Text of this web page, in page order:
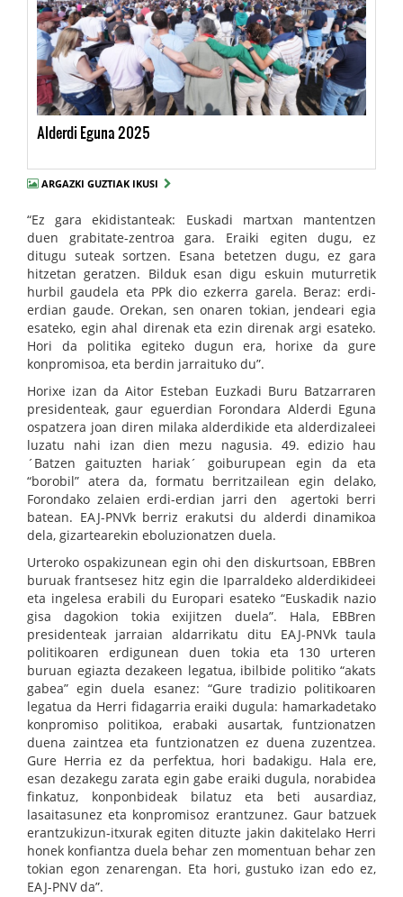
Alderdi Eguna 2025
ARGAZKI GUZTIAK IKUSI
“Ez gara ekidistanteak: Euskadi martxan mantentzen
duen grabitate-zentroa gara. Eraiki egiten dugu, ez
ditugu suteak sortzen. Esana betetzen dugu, ez gara
hitzetan geratzen. Bilduk esan digu eskuin muturretik
hurbil gaudela eta PPk dio ezkerra garela. Beraz: erdi-
erdian gaude. Orekan, sen onaren tokian, jendeari egia
esateko, egin ahal direnak eta ezin direnak argi esateko.
Hori da politika egiteko dugun era, horixe da gure
konpromisoa, eta berdin jarraituko du”.
Horixe izan da Aitor Esteban Euzkadi Buru Batzarraren
presidenteak, gaur eguerdian Forondara Alderdi Eguna
ospatzera joan diren milaka alderdikide eta alderdizaleei
luzatu nahi izan dien mezu nagusia. 49. edizio hau
´Batzen gaituzten hariak´ goiburupean egin da eta
“borobil” atera da, formatu berritzailean egin delako,
Forondako zelaien erdi-erdian jarri den agertoki berri
batean. EAJ-PNVk berriz erakutsi du alderdi dinamikoa
dela, gizartearekin eboluzionatzen duela.
Urteroko ospakizunean egin ohi den diskurtsoan, EBBren
buruak frantsesez hitz egin die Iparraldeko alderdikideei
eta ingelesa erabili du Europari esateko “Euskadik nazio
gisa dagokion tokia exijitzen duela”. Hala, EBBren
presidenteak jarraian aldarrikatu ditu EAJ-PNVk taula
politikoaren erdigunean duen tokia eta 130 urteren
buruan egiazta dezakeen legatua, ibilbide politiko “akats
gabea” egin duela esanez: “Gure tradizio politikoaren
legatua da Herri fidagarria eraiki dugula: hamarkadetako
konpromiso politikoa, erabaki ausartak, funtzionatzen
duena zaintzea eta funtzionatzen ez duena zuzentzea.
Gure Herria ez da perfektua, hori badakigu. Hala ere,
esan dezakegu zarata egin gabe eraiki dugula, norabidea
finkatuz, konponbideak bilatuz eta beti ausardiaz,
lasaitasunez eta konpromisoz erantzunez. Gaur batzuek
erantzukizun-itxurak egiten dituzte jakin dakitelako Herri
honek konfiantza duela behar zen momentuan behar zen
tokian egon zenarengan. Eta hori, gustuko izan edo ez,
EAJ-PNV da”.